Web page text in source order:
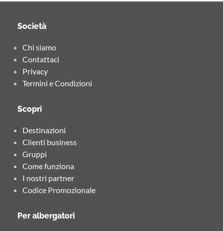
Società
Chi siamo
Contattaci
Privacy
Termini e Condizioni
Scopri
Destinazioni
Clienti business
Gruppi
Come funziona
I nostri partner
Codice Promozionale
Per albergatori